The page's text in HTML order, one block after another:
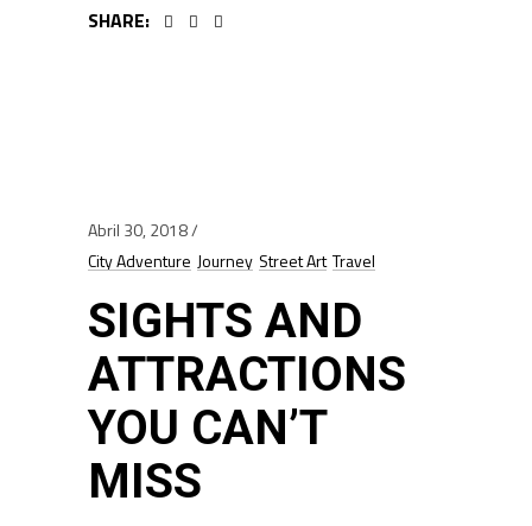
SHARE:
Abril 30, 2018
City Adventure Journey Street Art Travel
SIGHTS AND
ATTRACTIONS
YOU CAN’T
MISS